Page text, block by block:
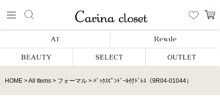
HOME All Items フォーマル ﾊﾞｯｸｽﾋﾟﾝﾄﾞｰﾙ付ﾄﾞﾚｽ（9R04-01044）